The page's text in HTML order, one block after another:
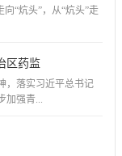
“炕头”，从“炕头”走
区药监
，落实习近平总书记
加强青...